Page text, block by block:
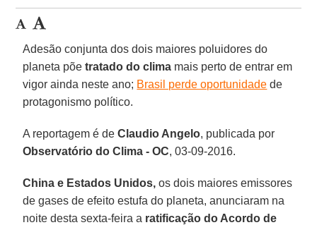
Adesão conjunta dos dois maiores poluidores do
planeta põetratado do clima mais perto de entrar em
vigor ainda neste ano; Brasil perde oportunidade de
protagonismo político.
A reportagem é deClaudio Angelo, publicada por
Observatório do Clima - OC, 03-09-2016.
China e Estados Unidos, os dois maiores emissores
de gases de efeito estufa do planeta, anunciaram na
noite desta sexta-feira a ratificação do Acordo de